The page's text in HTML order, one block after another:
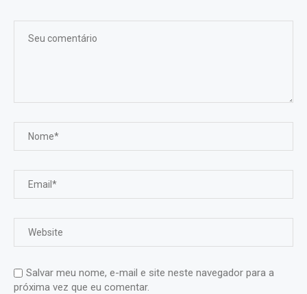
Salvar meu nome, e-mail e site neste navegador para a
próxima vez que eu comentar.